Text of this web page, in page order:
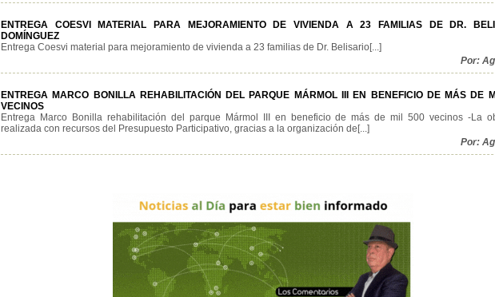
ENTREGA COESVI MATERIAL PARA MEJORAMIENTO DE VIVIENDA A 23 FAMILIAS DE DR.
DOMÍNGUEZ
Entrega Coesvi material para mejoramiento de vivienda a 23 familias de Dr. Belisario[...]
Por:
ENTREGA MARCO BONILLA REHABILITACIÓN DEL PARQUE MÁRMOL III EN BENEFICIO DE MÁS DE
VECINOS
Entrega Marco Bonilla rehabilitación del parque Mármol III en beneficio de más de mil 500 vecinos -La
realizada con recursos del Presupuesto Participativo, gracias a la organización de[...]
Por: